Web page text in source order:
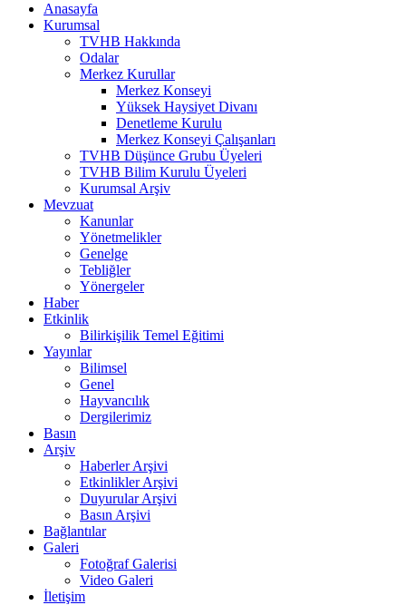
Anasayfa
Kurumsal
TVHB Hakkında
Odalar
Merkez Kurullar
Merkez Konseyi
Yüksek Haysiyet Divanı
Denetleme Kurulu
Merkez Konseyi Çalışanları
TVHB Düşünce Grubu Üyeleri
TVHB Bilim Kurulu Üyeleri
Kurumsal Arşiv
Mevzuat
Kanunlar
Yönetmelikler
Genelge
Tebliğler
Yönergeler
Haber
Etkinlik
Bilirkişilik Temel Eğitimi
Yayınlar
Bilimsel
Genel
Hayvancılık
Dergilerimiz
Basın
Arşiv
Haberler Arşivi
Etkinlikler Arşivi
Duyurular Arşivi
Basın Arşivi
Bağlantılar
Galeri
Fotoğraf Galerisi
Video Galeri
İletişim